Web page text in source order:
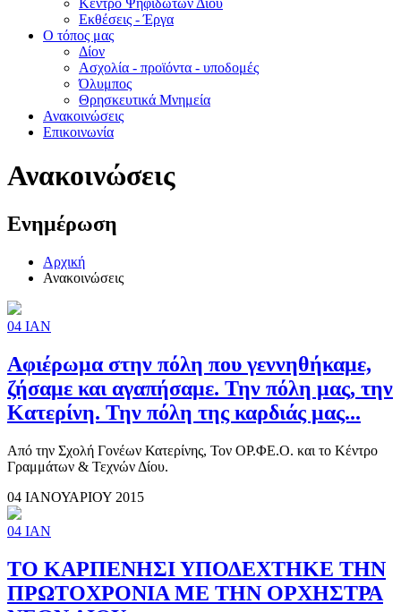
Κέντρο Ψηφιδωτών Δίου
Εκθέσεις - Έργα
Ο τόπος μας
Δίον
Ασχολία - προϊόντα - υποδομές
Όλυμπος
Θρησκευτικά Μνημεία
Ανακοινώσεις
Επικοινωνία
Ανακοινώσεις
Ενημέρωση
Αρχική
Ανακοινώσεις
04 ΙΑΝ
Αφιέρωμα στην πόλη που γεννηθήκαμε,
ζήσαμε και αγαπήσαμε. Την πόλη μας, την
Κατερίνη. Την πόλη της καρδιάς μας...
Από την Σχολή Γονέων Κατερίνης, Τον ΟΡ.ΦΕ.Ο. και το Κέντρο
Γραμμάτων & Τεχνών Δίου.
04 ΙΑΝΟΥΑΡΙΟΥ 2015
04 ΙΑΝ
ΤΟ ΚΑΡΠΕΝΗΣΙ ΥΠΟΔΕΧΤΗΚΕ ΤΗΝ
ΠΡΩΤΟΧΡΟΝΙΑ ΜΕ ΤΗΝ ΟΡΧΗΣΤΡΑ